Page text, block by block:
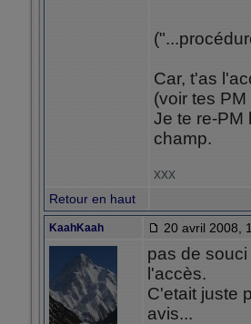
Car, t'as
(voir tes
Je te re-PM
champ.
xxx
Retour en haut
KaahKaah 20 avril 2008,
pas de
l'accès.
C'etait juste
avis...